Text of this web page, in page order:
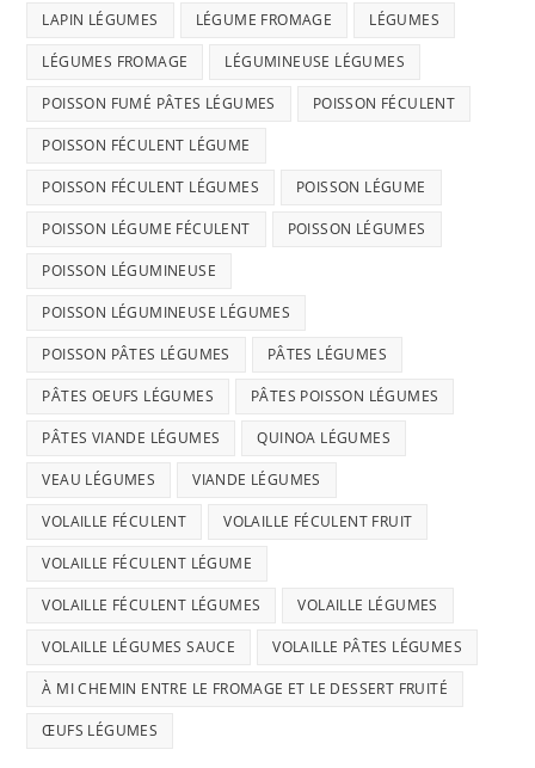
LAPIN LÉGUMES LÉGUME FROMAGE LÉGUMES
LÉGUMES FROMAGE LÉGUMINEUSE LÉGUMES
POISSON FUMÉ PÂTES LÉGUMES POISSON FÉCULENT
POISSON FÉCULENT LÉGUME
POISSON FÉCULENT LÉGUMES POISSON LÉGUME
POISSON LÉGUME FÉCULENT POISSON LÉGUMES
POISSON LÉGUMINEUSE
POISSON LÉGUMINEUSE LÉGUMES
POISSON PÂTES LÉGUMES PÂTES LÉGUMES
PÂTES OEUFS LÉGUMES PÂTES POISSON LÉGUMES
PÂTES VIANDE LÉGUMES QUINOA LÉGUMES
VEAU LÉGUMES VIANDE LÉGUMES
VOLAILLE FÉCULENT VOLAILLE FÉCULENT FRUIT
VOLAILLE FÉCULENT LÉGUME
VOLAILLE FÉCULENT LÉGUMES VOLAILLE LÉGUMES
VOLAILLE LÉGUMES SAUCE VOLAILLE PÂTES LÉGUMES
À MI CHEMIN ENTRE LE FROMAGE ET LE DESSERT FRUITÉ
ŒUFS LÉGUMES